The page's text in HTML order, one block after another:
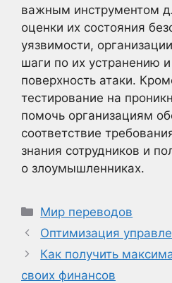
важным инструментом
оценки их состояния
уязвимости,
шаги по их устранению
поверхность атаки.
тестирование на
помочь организациям
соответствие
знания сотрудников и
о злоумышленниках.
Рубрики
Мир переводов
Оптимизация
Как получить
своих финансов